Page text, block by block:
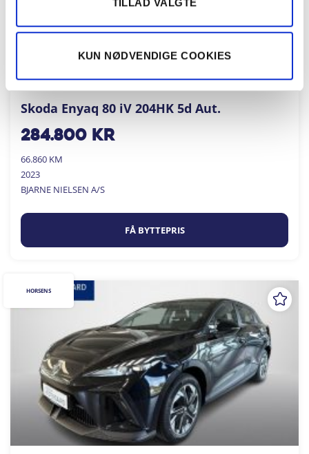
KUN NØDVENDIGE COOKIES
Skoda Enyaq 80 iV 204HK 5d Aut.
284.800kr
66.860 KM
2023
BJARNE NIELSEN A/S
FÅ BYTTEPRIS
HORSENS